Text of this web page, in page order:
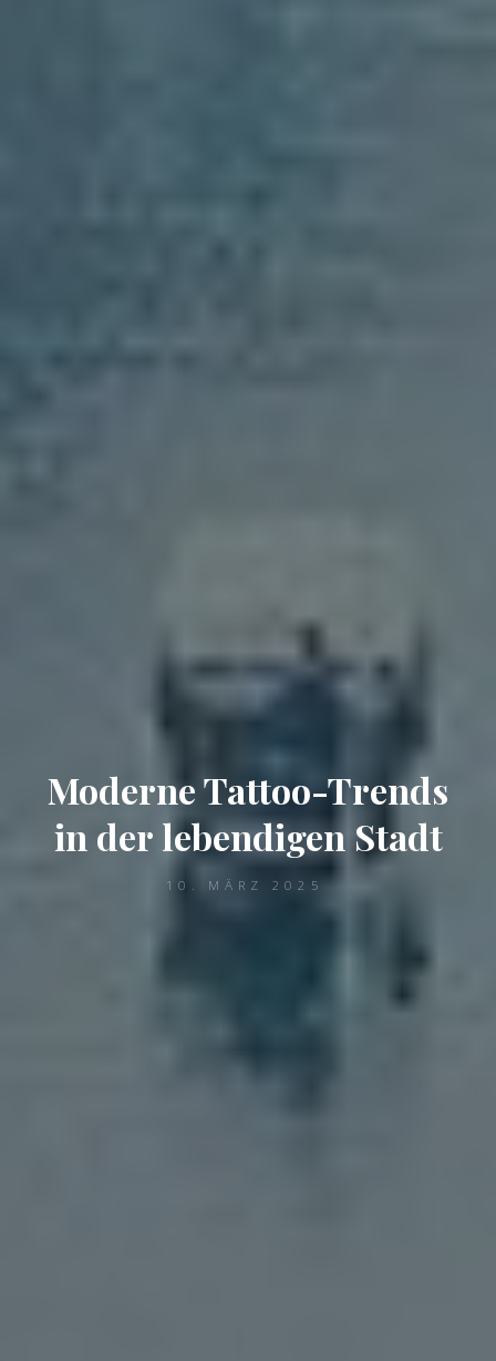
Moderne Tattoo-Trends
in der lebendigen Stadt
10. MÄRZ 2025